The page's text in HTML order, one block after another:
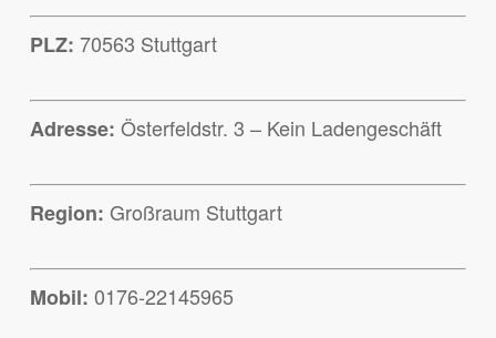
PLZ: 70563 Stuttgart
Adresse: Österfeldstr. 3 – Kein Ladengeschäft
Region: Großraum Stuttgart
Mobil: 0176-22145965